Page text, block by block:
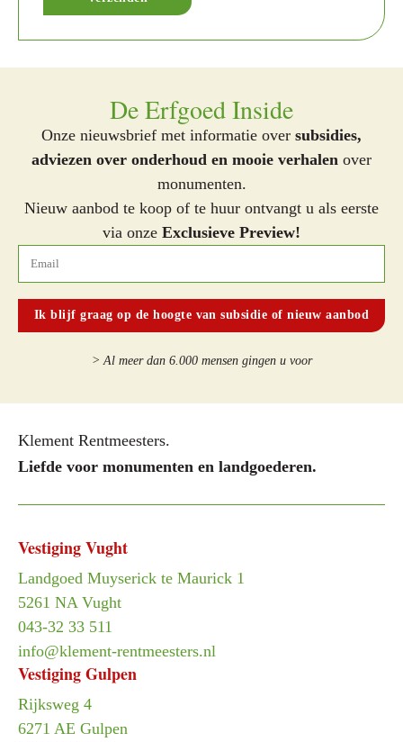
De Erfgoed Inside
Onze nieuwsbrief met informatie over subsidies,
adviezen over onderhoud en mooie verhalen over
monumenten.
Nieuw aanbod te koop of te huur ontvangt u als eerste
via onze Exclusieve Preview!
> Al meer dan 6.000 mensen gingen u voor
Klement Rentmeesters.
Liefde voor monumenten en landgoederen.
Vestiging Vught
Landgoed Muyserick te Maurick 1
5261 NA Vught
043-32 33 511
info@klement-rentmeesters.nl
Vestiging Gulpen
Rijksweg 4
6271 AE Gulpen